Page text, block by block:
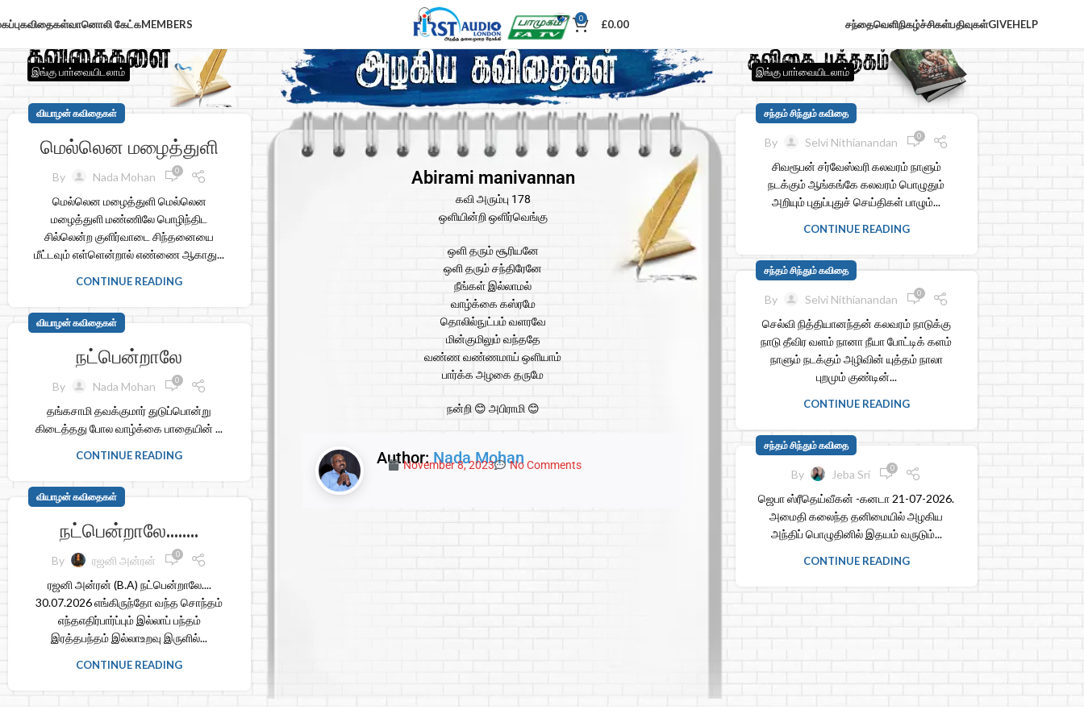
கவிதைகள்வானொலி கேட்கMEMBERS 0 £0.00 சந்தைவெளிநிகழ்ச்சிகள்பதிவுகள்GIVEHELP
இங்கு பாா்வையிடலாம் இங்கு பாா்வையிடலாம்
வியாழன் கவிதைகள்
மெல்லென மழைத்துளி
By Nada Mohan 0
மெல்லென மழைத்துளி மெல்லென
மழைத்துளி மண்ணிலே பொழிந்திட
சில்லென்ற குளிர்வாடை சிந்தனையை
மீட்டவும் எள்ளென்றால் எண்ணை ஆகாது...
CONTINUE READING
வியாழன் கவிதைகள்
நட்பென்றாலே
By Nada Mohan 0
தங்கசாமி தவக்குமார் துடுப்பொன்று
கிடைத்தது போல வாழ்க்கை பாதையின் ...
CONTINUE READING
வியாழன் கவிதைகள்
நட்பென்றாலே……..
By ரஜனி அன்ரன் 0
ரஜனி அன்ரன் (B.A) நட்பென்றாலே....
30.07.2026 எங்கிருந்தோ வந்த சொந்தம்
எந்தஎதிர்பார்ப்பும் இல்லாப் பந்தம்
இரத்தபந்தம் இல்லாஉறவு இருளில்...
CONTINUE READING
Abirami manivannan
கவி அரும்பு 178
ஒளியின்றி ஒளிர்வெங்கு
ஒளி தரும் சூரியனே
ஒளி தரும் சந்திரேனே
நீங்கள் இல்லாமல்
வாழ்க்கை கஸ்ரமே
தொலில்நுட்பம் வளரவே
மின்குமிலும் வந்ததே
வண்ண வண்ணமாய் ஒளியாம்
பார்க்க அழகை தருமே
நன்றி 😊 அபிராமி 😊
Author:Nada Mohan
November 8, 2023 No Comments
சந்தம் சிந்தும் கவிதை
By Selvi Nithianandan 0
சிவரூபன் சர்வேஸ்வரி கலவரம் நாளும்
நடக்கும் ஆங்கங்கே கலவரம் பொழுதும்
அறியும் புதுப்புதுச் செய்திகள் பாழும்...
CONTINUE READING
சந்தம் சிந்தும் கவிதை
By Selvi Nithianandan 0
செல்வி நித்தியானந்தன் கலவரம் நாடுக்கு
நாடு தீவிர வளம் நானா நீயா போட்டிக் களம்
நாளும் நடக்கும் அழிவின் யுத்தம் நாலா
புறமும் குண்டின்...
CONTINUE READING
சந்தம் சிந்தும் கவிதை
By Jeba Sri 0
ஜெபா ஸ்ரீதெய்வீகன் -கனடா 21-07-2026.
அமைதி கலைந்த தனிமையில் அழகிய
அந்திப் பொழுதினில் இதயம் வருடும்...
CONTINUE READING